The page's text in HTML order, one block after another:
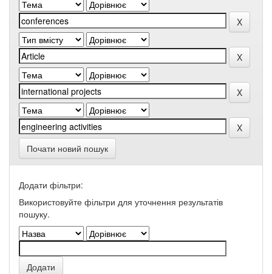
Почати новий пошук
Додати фільтри:
Використовуйте фільтри для уточнення результатів
пошуку.